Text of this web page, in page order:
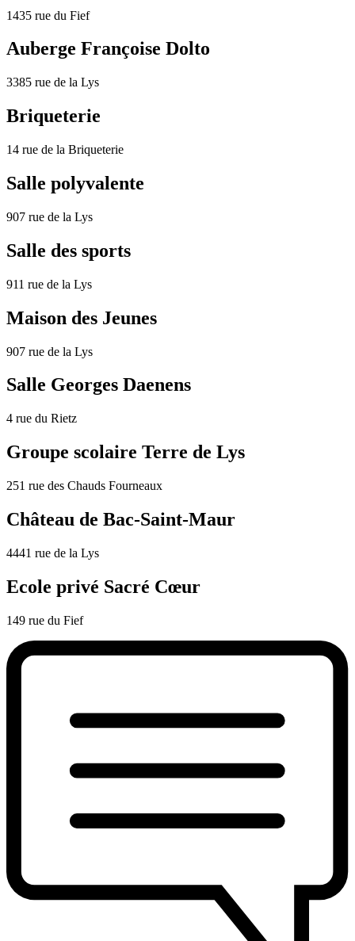
1435 rue du Fief
Auberge Françoise Dolto
3385 rue de la Lys
Briqueterie
14 rue de la Briqueterie
Salle polyvalente
907 rue de la Lys
Salle des sports
911 rue de la Lys
Maison des Jeunes
907 rue de la Lys
Salle Georges Daenens
4 rue du Rietz
Groupe scolaire Terre de Lys
251 rue des Chauds Fourneaux
Château de Bac-Saint-Maur
4441 rue de la Lys
Ecole privé Sacré Cœur
149 rue du Fief